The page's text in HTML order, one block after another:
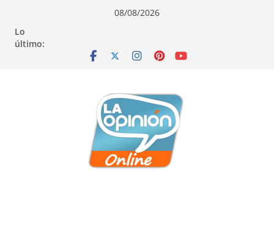
contenido
navegación
contenido
08/08/2026
Lo
último: